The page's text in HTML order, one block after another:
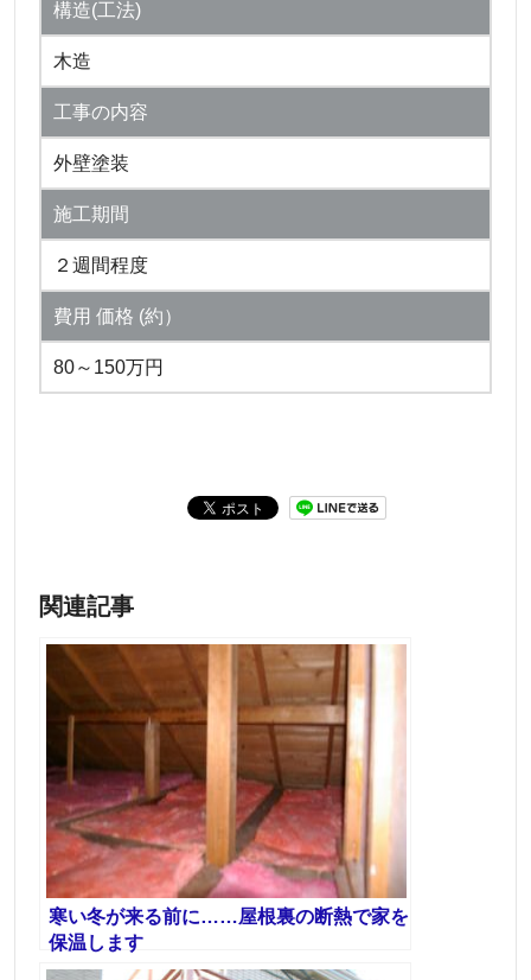
構造(工法)
木造
工事の内容
外壁塗装
施工期間
２週間程度
費用 価格 (約）
80～150万円
関連記事
寒い冬が来る前に……屋根裏の断熱で家を
保温します